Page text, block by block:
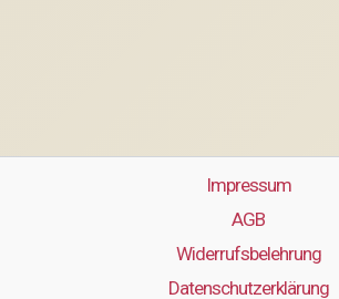
Impressum
AGB
Widerrufsbelehrung
Datenschutzerklärung